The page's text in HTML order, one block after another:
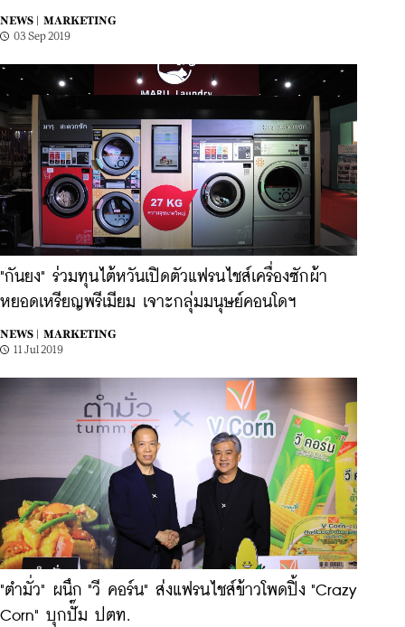
NEWS |
MARKETING
03 Sep 2019
"กันยง" ร่วมทุนไต้หวันเปิดตัวแฟรนไชส์เครื่องซักผ้า
หยอดเหรียญพรีเมียม เจาะกลุ่มมนุษย์คอนโดฯ
NEWS |
MARKETING
11 Jul 2019
"ตำมั่ว" ผนึก "วี คอร์น" ส่งแฟรนไชส์ข้าวโพดปิ้ง "Crazy
Corn" บุกปั๊ม ปตท.